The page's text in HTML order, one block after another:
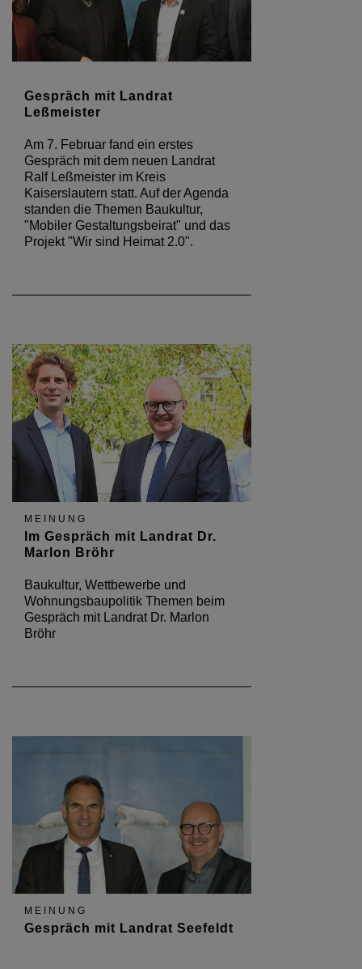
Gespräch mit Landrat
Leßmeister
Am 7. Februar fand ein erstes
Gespräch mit dem neuen Landrat
Ralf Leßmeister im Kreis
Kaiserslautern statt. Auf der Agenda
standen die Themen Baukultur,
"Mobiler Gestaltungsbeirat" und das
Projekt "Wir sind Heimat 2.0".
MEINUNG
Im Gespräch mit Landrat Dr.
Marlon Bröhr
Baukultur, Wettbewerbe und
Wohnungsbaupolitik Themen beim
Gespräch mit Landrat Dr. Marlon
Bröhr
MEINUNG
Gespräch mit Landrat Seefeldt